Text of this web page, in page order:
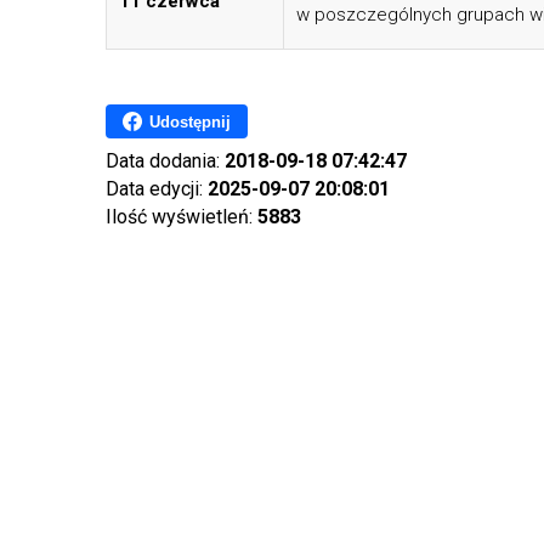
w poszczególnych grupach
Udostępnij
Data dodania: 2018-09-18 07:42:47
Data edycji: 2025-09-07 20:08:01
Ilość wyświetleń: 5883